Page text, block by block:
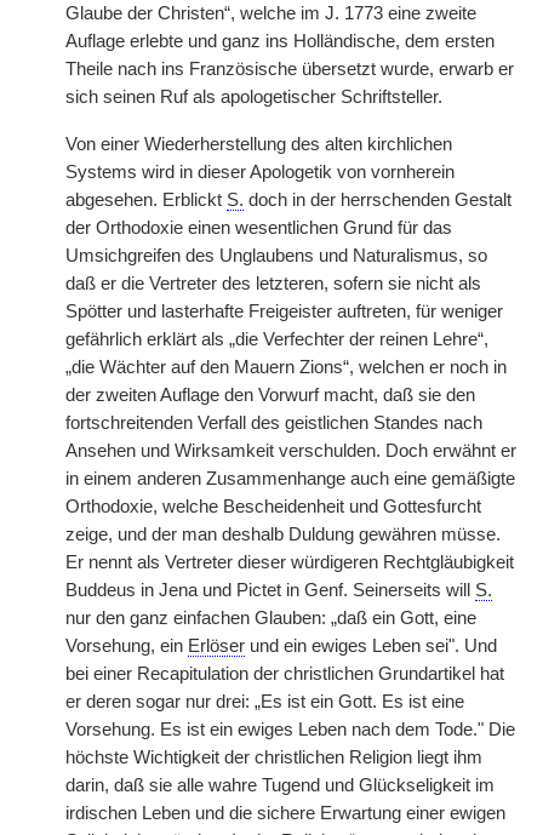
Glaube der Christen“, welche im J. 1773 eine zweite
Auflage erlebte und ganz ins Holländische, dem ersten
Theile nach ins Französische übersetzt wurde, erwarb er
sich seinen Ruf als apologetischer Schriftsteller.
Von einer Wiederherstellung des alten kirchlichen
Systems wird in dieser Apologetik von vornherein
abgesehen. Erblickt S. doch in der herrschenden Gestalt
der Orthodoxie einen wesentlichen Grund für das
Umsichgreifen des Unglaubens und Naturalismus, so
daß er die Vertreter des letzteren, sofern sie nicht als
Spötter und lasterhafte Freigeister auftreten, für weniger
gefährlich erklärt als „die Verfechter der reinen Lehre“,
„die Wächter auf den Mauern Zions“, welchen er noch in
der zweiten Auflage den Vorwurf macht, daß sie den
fortschreitenden Verfall des geistlichen Standes nach
Ansehen und Wirksamkeit verschulden. Doch erwähnt er
in einem anderen Zusammenhange auch eine gemäßigte
Orthodoxie, welche Bescheidenheit und Gottesfurcht
zeige, und der man deshalb Duldung gewähren müsse.
Er nennt als Vertreter dieser würdigeren Rechtgläubigkeit
Buddeus in Jena und Pictet in Genf. Seinerseits will S.
nur den ganz einfachen Glauben: „daß ein Gott, eine
Vorsehung, ein Erlöser und ein ewiges Leben sei". Und
bei einer Recapitulation der christlichen Grundartikel hat
er deren sogar nur drei: „Es ist ein Gott. Es ist eine
Vorsehung. Es ist ein ewiges Leben nach dem Tode." Die
höchste Wichtigkeit der christlichen Religion liegt ihm
darin, daß sie alle wahre Tugend und Glückseligkeit im
irdischen Leben und die sichere Erwartung einer ewigen